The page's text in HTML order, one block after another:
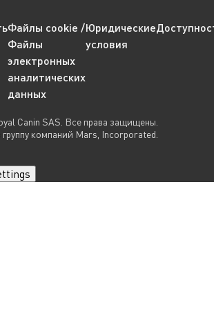
Файлы cookie /
Файлы
электронных
аналитических
данных
Юридические
условия
Canin SAS. Все права защищены.
компаний Mars, Incorporated.